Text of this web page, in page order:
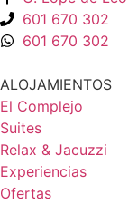
601 670 302
601 670 302
ALOJAMIENTOS
El Complejo
Suites
Relax & Jacuzzi
Experiencias
Ofertas